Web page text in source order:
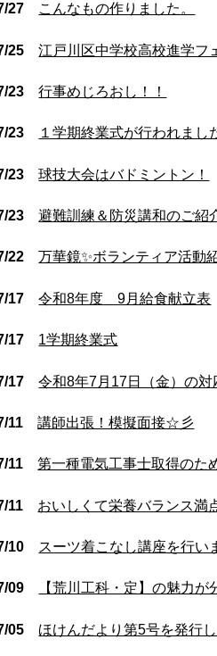
27 こんなもの作りました。
25 江戸川区中学校高校進学フ
23 行事めじろおし！！
23 １学期終業式が行われまし
23 球技大会はバドミントン！
23 避難訓練＆防災講和のご紹
22 万華鏡✨ボランティア活動
17 令和8年度 9月給食献立表
17 1学期終業式
17 令和8年7月17日（金）の対
11 講師出張！模擬面接☆彡
11 第一種電気工事士取得のた
11 おいしくて栄養バランス満
10 スーツ着こなし講座を行い
09 【荒川工科・定】の魅力が
05 ほけんだより第5号を発行